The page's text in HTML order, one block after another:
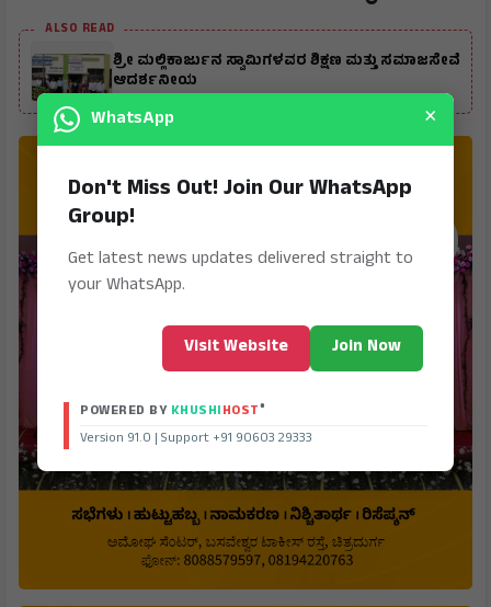
ALSO READ
ಶ್ರೀ ಮಲ್ಲಿಕಾರ್ಜುನ ಸ್ವಾಮಿಗಳವರ ಶಿಕ್ಷಣ ಮತ್ತು ಸಮಾಜಸೇವೆ
ಆದರ್ಶನೀಯ
WhatsApp ×
Don't Miss Out! Join Our WhatsApp
Group!
Get latest news updates delivered straight to
your WhatsApp.
Visit Website Join Now
POWERED BY KHUSHIHOST®
Version 91.0 | Support +91 90603 29333